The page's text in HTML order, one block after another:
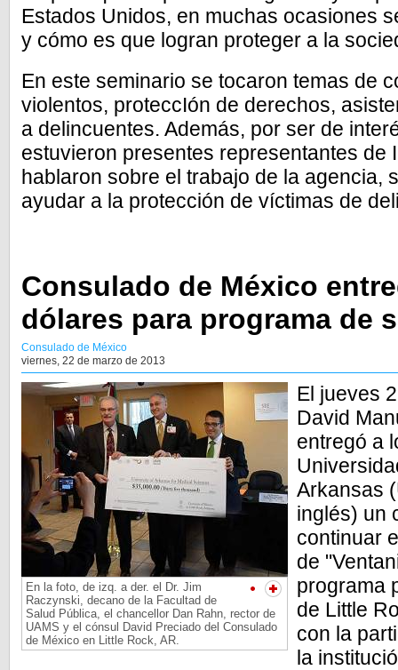
Estados Unidos, en muchas ocasiones
y cómo es que logran proteger a la
En este seminario se tocaron temas de
violentos, proteccIón de derechos,
a delincuentes. Además, por ser de
estuvieron presentes representantes de
hablaron sobre el trabajo de la agencia,
ayudar a la protección de víctimas de
Consulado de México
dólares para programa de
Consulado de México
viernes, 22 de marzo de 2013
En la foto, de izq. a der. el Dr. Jim
Raczynski, decano de la Facultad de
Salud Pública, el chancellor Dan Rahn, rector de
UAMS y el cónsul David Preciado del Consulado
de México en Little Rock, AR.
El jueves
David
entregó a
Arkansas
inglés) un
continuar
de
programa
de Little
con la
la